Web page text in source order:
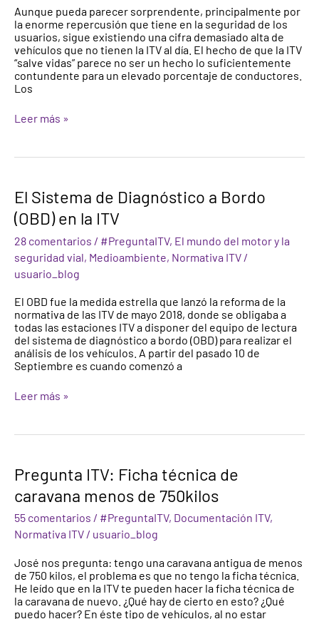
Aunque pueda parecer sorprendente, principalmente por
la enorme repercusión que tiene en la seguridad de los
usuarios, sigue existiendo una cifra demasiado alta de
vehículos que no tienen la ITV al día. El hecho de que la ITV
“salve vidas” parece no ser un hecho lo suficientemente
contundente para un elevado porcentaje de conductores.
Los
con
la
ITV
caducada
Leer más »
El Sistema de Diagnóstico a Bordo
(OBD) en la ITV
28 comentarios / #PreguntaITV, El mundo del motor y la
seguridad vial, Medioambiente, Normativa ITV /
usuario_blog
El OBD fue la medida estrella que lanzó la reforma de la
normativa de las ITV de mayo 2018, donde se obligaba a
todas las estaciones ITV a disponer del equipo de lectura
del sistema de diagnóstico a bordo (OBD) para realizar el
análisis de los vehículos. A partir del pasado 10 de
Septiembre es cuando comenzó a
El
Sistema
de
Diagnóstico
a
Bordo
(OBD)
en
ITV
Leer más »
Pregunta ITV: Ficha técnica de
caravana menos de 750kilos
55 comentarios / #PreguntaITV, Documentación ITV,
Normativa ITV / usuario_blog
José nos pregunta: tengo una caravana antigua de menos
de 750 kilos, el problema es que no tengo la ficha técnica.
He leído que en la ITV te pueden hacer la ficha técnica de
la caravana de nuevo. ¿Qué hay de cierto en esto? ¿Qué
puedo hacer? En éste tipo de vehículos, al no estar
Pregunta
ITV:
Ficha
de
caravana
de
750kilos